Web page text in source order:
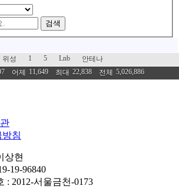
검색
위성 1 5 Lnb 안테나
어제 11,649 최대 22,838 전체 5,026,886
침
상현
19-96840
: 2012-서울금천-0173